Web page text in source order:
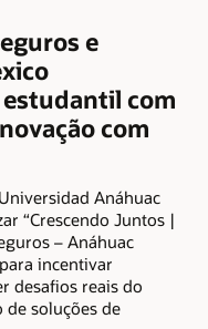
e
com
com
Anáhuac
“Crescendo Juntos |
– Anáhuac
incentivar
desafios reais do
soluções de